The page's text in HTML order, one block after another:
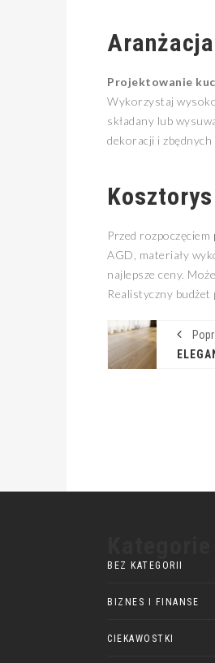
Projektowanie
Wykorzystaj
składany lub
dekoracji i
Przed rozpoczęciem
AGD, materiały
najlepsze ceny.
Realistyczny
BEZ KATEGORII
BIZNES I FINANSE
CIEKAWOSTKI